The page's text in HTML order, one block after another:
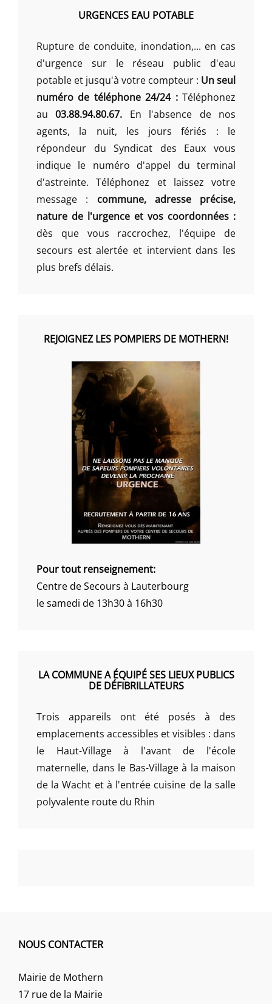
URGENCES EAU POTABLE
Rupture de conduite, inondation,... en cas
d'urgence sur le réseau public d'eau
potable et jusqu'à votre compteur : Un seul
numéro de téléphone 24/24 :Téléphonez
au03.88.94.80.67. En l'absence de nos
agents, la nuit, les jours fériés : le
répondeur du Syndicat des Eaux vous
indique le numéro d'appel du terminal
d'astreinte. Téléphonez et laissez votre
message : commune, adresse précise,
nature de l'urgence et vos coordonnées :
dès que vous raccrochez, l'équipe de
secours est alertée et intervient dans les
plus brefs délais.
REJOIGNEZ LES POMPIERS DE MOTHERN!
Pour tout renseignement:
Centre de Secours à Lauterbourg
le samedi de 13h30 à 16h30
LA COMMUNE A ÉQUIPÉ SES LIEUX PUBLICS
DE DÉFIBRILLATEURS
Trois appareils ont été posés à des
emplacements accessibles et visibles : dans
le Haut-Village à l'avant de l'école
maternelle, dans le Bas-Village à la maison
de la Wacht et à l'entrée cuisine de la salle
polyvalente route du Rhin
NOUS CONTACTER
Mairie de Mothern
17 rue de la Mairie